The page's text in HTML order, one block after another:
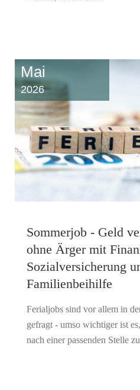
Mai
2026
Sommerjob - Geld
ohne Ärger mit
Sozialversicherung
Familienbeihilfe
Ferialjobs sind vor allem in
gefragt - umso wichtiger ist
nach einer passenden Stelle